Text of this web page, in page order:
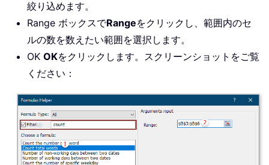
絞り込めます。
Range ボックスでRangeをクリックし、範囲内のセ
ルの数を数えたい範囲を選択します。
OK OKをクリックします。スクリーンショットをご覧
ください：